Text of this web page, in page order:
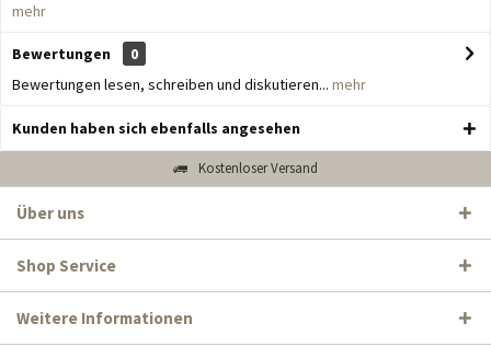
mehr
Bewertungen
0
Bewertungen lesen, schreiben und diskutieren... mehr
Kunden haben sich ebenfalls angesehen
Kostenloser Versand
Über uns
Shop Service
Weitere Informationen